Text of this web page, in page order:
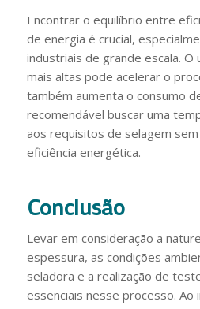
Encontrar o equilíbrio entre
de energia é crucial,
industriais de grande escala.
mais altas pode acelerar o
também aumenta o consumo
recomendável buscar uma
aos requisitos de selagem
eficiência energética.
Conclusão
Levar em consideração a
espessura, as condições
seladora e a realização de
essenciais nesse processo. Ao